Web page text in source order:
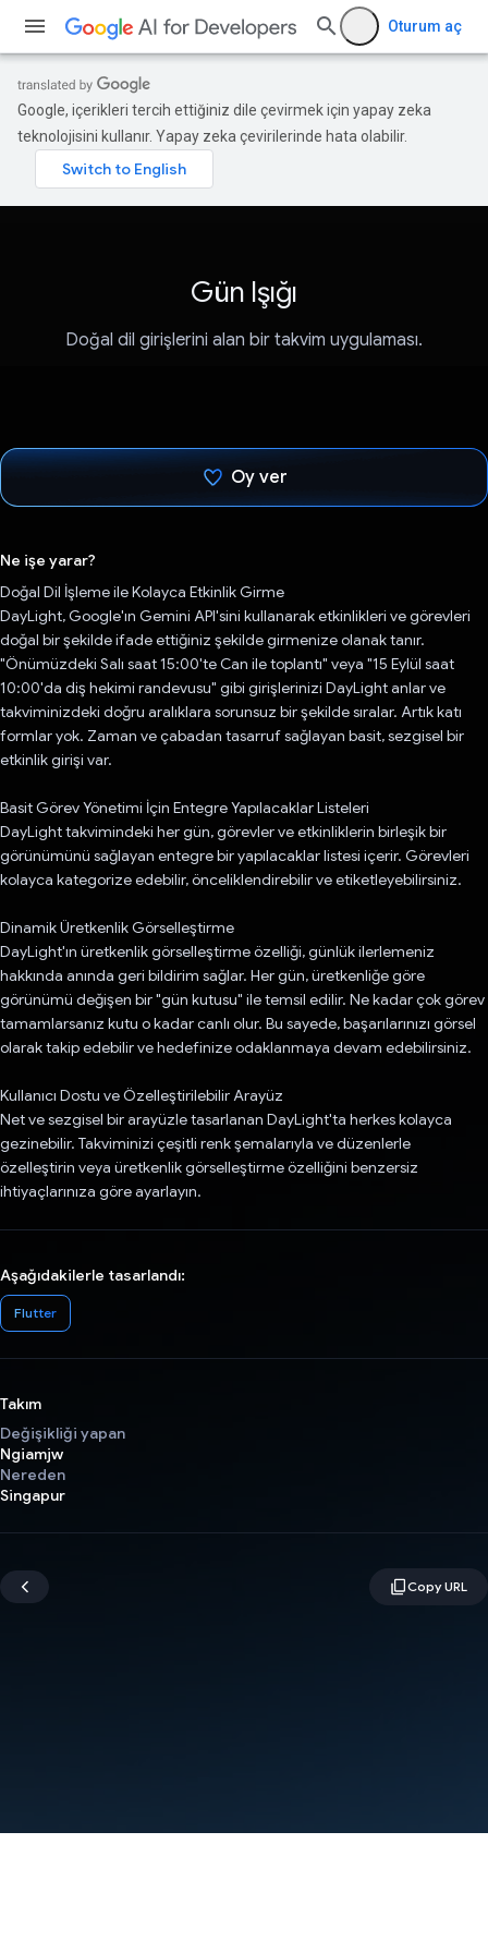
Oturum aç
Google, içerikleri tercih ettiğiniz dile çevirmek için yapay zeka
teknolojisini kullanır. Yapay zeka çevirilerinde hata olabilir.
Gün Işığı
Doğal dil girişlerini alan bir takvim uygulaması.
Oy ver
Ne işe yarar?
Doğal Dil İşleme ile Kolayca Etkinlik Girme
DayLight, Google'ın Gemini API'sini kullanarak etkinlikleri ve görevleri
doğal bir şekilde ifade ettiğiniz şekilde girmenize olanak tanır.
"Önümüzdeki Salı saat 15:00'te Can ile toplantı" veya "15 Eylül saat
10:00'da diş hekimi randevusu" gibi girişlerinizi DayLight anlar ve
takviminizdeki doğru aralıklara sorunsuz bir şekilde sıralar. Artık katı
formlar yok. Zaman ve çabadan tasarruf sağlayan basit, sezgisel bir
etkinlik girişi var.
Basit Görev Yönetimi İçin Entegre Yapılacaklar Listeleri
DayLight takvimindeki her gün, görevler ve etkinliklerin birleşik bir
görünümünü sağlayan entegre bir yapılacaklar listesi içerir. Görevleri
kolayca kategorize edebilir, önceliklendirebilir ve etiketleyebilirsiniz.
Dinamik Üretkenlik Görselleştirme
DayLight'ın üretkenlik görselleştirme özelliği, günlük ilerlemeniz
hakkında anında geri bildirim sağlar. Her gün, üretkenliğe göre
görünümü değişen bir "gün kutusu" ile temsil edilir. Ne kadar çok görev
tamamlarsanız kutu o kadar canlı olur. Bu sayede, başarılarınızı görsel
olarak takip edebilir ve hedefinize odaklanmaya devam edebilirsiniz.
Kullanıcı Dostu ve Özelleştirilebilir Arayüz
Net ve sezgisel bir arayüzle tasarlanan DayLight'ta herkes kolayca
gezinebilir. Takviminizi çeşitli renk şemalarıyla ve düzenlerle
özelleştirin veya üretkenlik görselleştirme özelliğini benzersiz
ihtiyaçlarınıza göre ayarlayın.
Aşağıdakilerle tasarlandı:
Flutter
Takım
Değişikliği yapan
Ngiamjw
Nereden
Singapur